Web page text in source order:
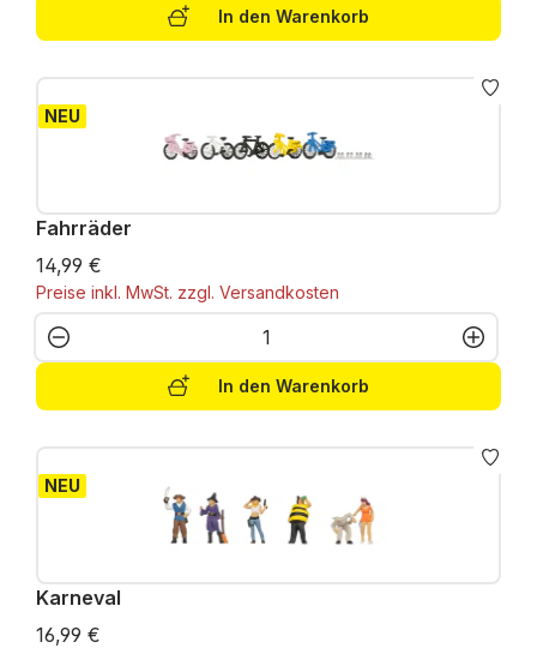
In den Warenkorb
NEU
Fahrräder
14,99 €
Preise inkl. MwSt. zzgl. Versandkosten
Produkt Anzahl: Gib den
In den Warenkorb
NEU
Karneval
16,99 €